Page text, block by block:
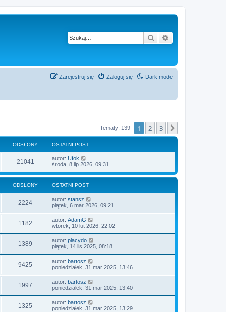
Szukaj
Dark mode
Zaloguj się
Zarejestruj się
Tematy: 139 1 2 3
ODSŁONY OSTATNI POST
21041 autor: Ufok
środa, 8 lip 2026, 09:31
ODSŁONY OSTATNI POST
2224 autor: stansz
piątek, 6 mar 2026, 09:21
1182 autor: AdamG
wtorek, 10 lut 2026, 22:02
1389 autor: placydo
piątek, 14 lis 2025, 08:18
9425 autor: bartosz
poniedziałek, 31 mar 2025, 13:46
1997 autor: bartosz
poniedziałek, 31 mar 2025, 13:40
1325 autor: bartosz
poniedziałek, 31 mar 2025, 13:29